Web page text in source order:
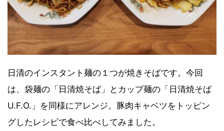
【2021年7月】Amazonタイムセール祭
り おすすめ商品！
日清のインスタント麺の１つが焼きそばです。今回
は、袋麺の「日清焼そば」とカップ麺の「日清焼そば
U.F.O.」を同様にアレンジ。豚肉キャベツをトッピン
グしたレシピで食べ比べしてみました。